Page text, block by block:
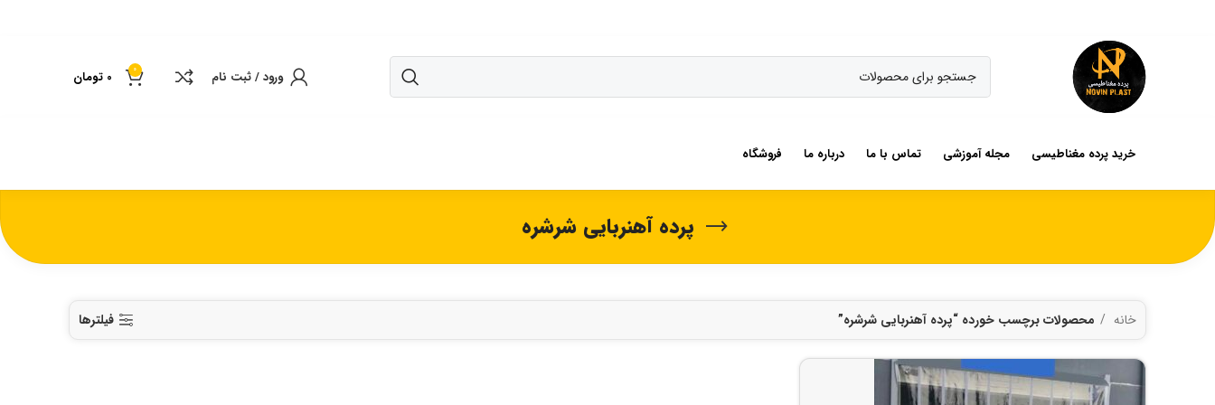
ورود / ثبت نام 0
0 تومان
خرید پرده مغناطیسی مجله آموزشی تماس با ما درباره ما فروشگاه
پرده آهنربایی شرشره
خانه محصولات برچسب خورده “پرده آهنربایی شرشره” فیلترها